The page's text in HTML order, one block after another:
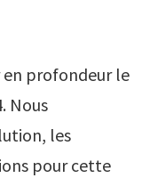
en profondeur le
Nous
les
pour cette